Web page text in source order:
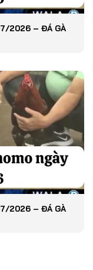
2026 – ĐÁ GÀ
2026 – ĐÁ GÀ